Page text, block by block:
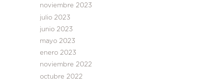
noviembre 2023
julio 2023
junio 2023
mayo 2023
enero 2023
noviembre 2022
octubre 2022